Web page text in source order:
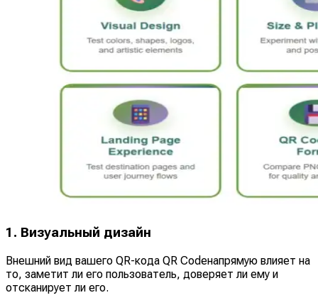
1. Визуальный дизайн
Внешний вид вашего QR-кода QR Codeнапрямую влияет на
то, заметит ли его пользователь, доверяет ли ему и
отсканирует ли его.